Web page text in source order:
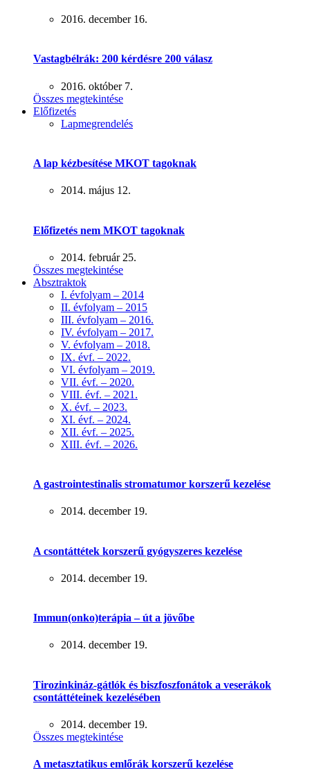
2016. december 16.
Vastagbélrák: 200 kérdésre 200 válasz
2016. október 7.
Összes megtekintése
Előfizetés
Lapmegrendelés
A lap kézbesítése MKOT tagoknak
2014. május 12.
Előfizetés nem MKOT tagoknak
2014. február 25.
Összes megtekintése
Absztraktok
I. évfolyam – 2014
II. évfolyam – 2015
III. évfolyam – 2016.
IV. évfolyam – 2017.
V. évfolyam – 2018.
IX. évf. – 2022.
VI. évfolyam – 2019.
VII. évf. – 2020.
VIII. évf. – 2021.
X. évf. – 2023.
XI. évf. – 2024.
XII. évf. – 2025.
XIII. évf. – 2026.
A gastrointestinalis stromatumor korszerű kezelése
2014. december 19.
A csontáttétek korszerű gyógyszeres kezelése
2014. december 19.
Immun(onko)terápia – út a jövőbe
2014. december 19.
Tirozinkináz-gátlók és biszfoszfonátok a veserákok
csontáttéteinek kezelésében
2014. december 19.
Összes megtekintése
A metasztatikus emlőrák korszerű kezelése